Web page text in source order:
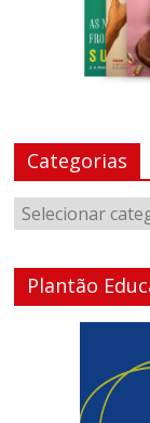
Categorias
Categorias
Plantão